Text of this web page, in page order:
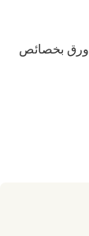
ورق بخصائص